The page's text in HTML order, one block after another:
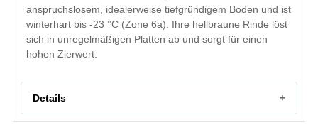
Blütezeit
Mai
Rinde
Hellbraun, später gelblichgrün bis
graubraun, unregelmäßig ablösende
Anspruchslos, bevorzugt aber den
Standort
Sonnig bis absonnig
anspruchslosem, idealerweise tiefgründigem Boden und ist
winterhart bis -23 °C (Zone 6a). Ihre hellbraune Rinde löst
sich in unregelmäßigen Platten ab und sorgt für einen
hohen Zierwert.
Details